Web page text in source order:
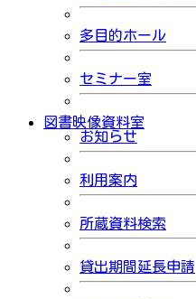
多目的ホール
セミナー室
図書映像資料室
お知らせ
利用案内
所蔵資料検索
貸出期間延長申請